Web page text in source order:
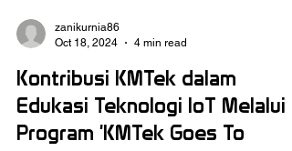
Oct 18, 2024
4 min read
Kontribusi KMTek dalam
Edukasi Teknologi IoT Melalui